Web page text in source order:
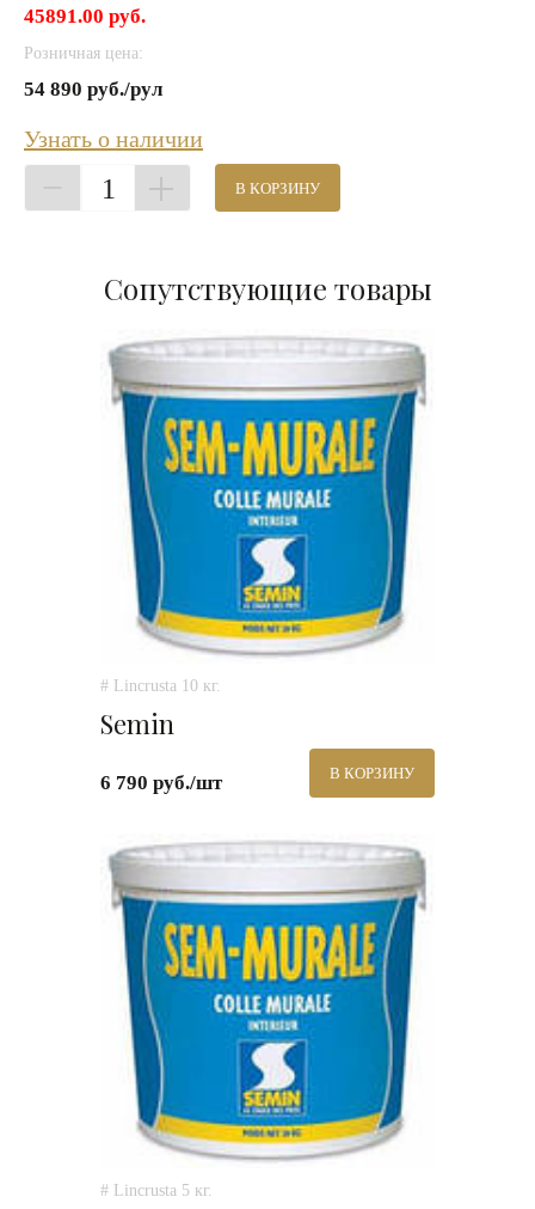
45891.00 руб.
Розничная цена:
54 890 руб./рул
Узнать о наличии
1 В КОРЗИНУ
Сопутствующие товары
# Lincrusta 10 кг.
Semin
6 790 руб./шт В КОРЗИНУ
# Lincrusta 5 кг.